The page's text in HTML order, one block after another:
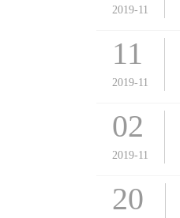
2019-11
11
2019-11
02
2019-11
20